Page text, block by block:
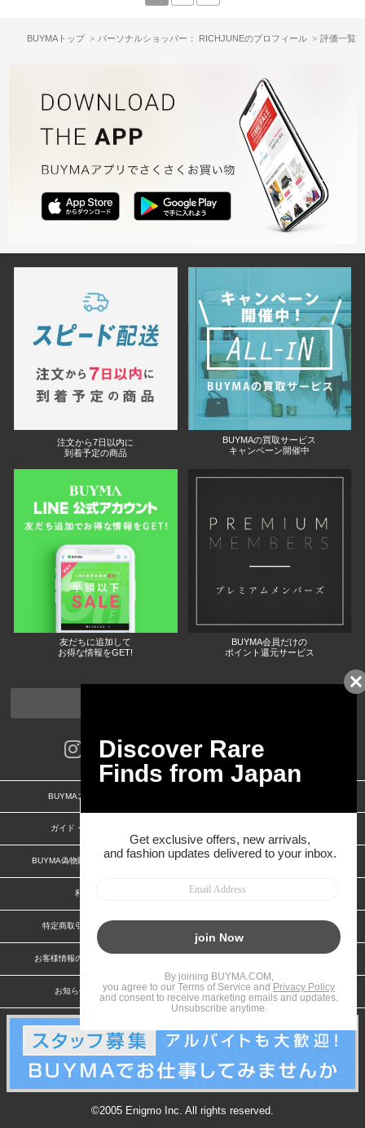
BUYMAトップ パーソナルショッパー： RICHJUNEのプロフィール 評価一覧
注文から7日以内に
到着予定の商品
BUYMAの買取サービス
キャンペーン開催中
友だちに追加して
お得な情報をGET!
BUYMA会員だけの
ポイント還元サービス
BUYMAスタートガイド
ガイド・お問い合わせ
BUYMA偽物販売防止の取り組み BUYMA CARD
利用規約
特定商取引法に関する表記 特定商取引法に関する表記(出品者)
お客様情報の外部送信について
お知らせ(PCサイト) 会社案内
©2005 Enigmo Inc. All rights reserved.